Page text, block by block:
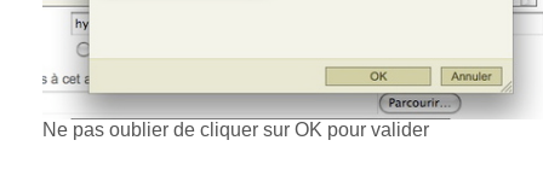
Ne pas oublier de cliquer sur OK pour valider